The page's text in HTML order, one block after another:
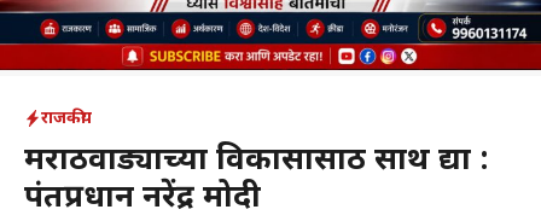
राजकीय
मराठवाड्याच्या विकासासाठी साथ द्या :
पंतप्रधान नरेंद्र मोदी